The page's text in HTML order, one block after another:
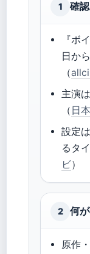
1 確
『ボ
日か
（
主演
（ 日
設定
るタ
ビ）
2 何
原作